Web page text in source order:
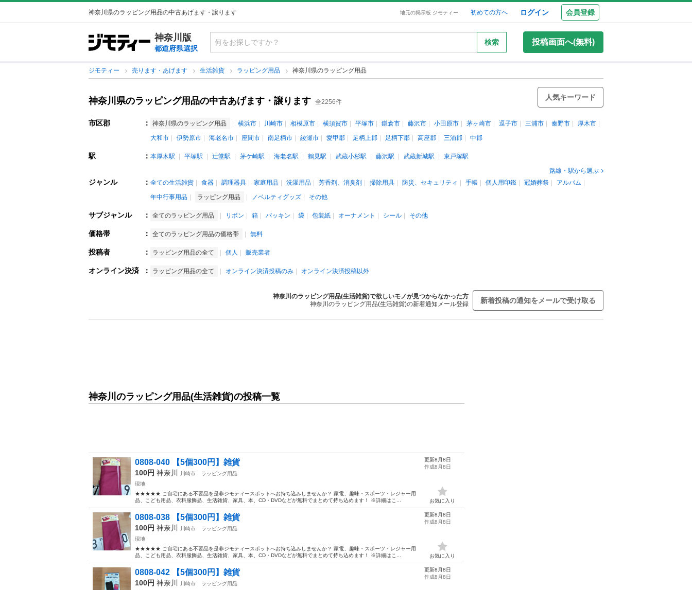
神奈川県のラッピング用品の中古あげます・譲ります 地元の掲示板 ジモティー 初めての方へ ログイン 会員登録
神奈川版
都道府県選択
検索 投稿画面へ(無料)
ジモティー 売ります・あげます 生活雑貨 ラッピング用品 神奈川県のラッピング用品
神奈川県のラッピング用品の中古あげます・譲ります 全2256件
人気キーワード
市区郡 ： 神奈川県のラッピング用品 横浜市 川崎市 相模原市 横須賀市 平塚市 鎌倉市 藤沢市 小田原市 茅ヶ崎市 逗子市 三浦市 秦野市
厚木市
大和市
伊勢原市 海老名市 座間市 南足柄市 綾瀬市 愛甲郡 足柄上郡 足柄下郡 高座郡 三浦郡 中郡
駅 ： 本厚木駅 平塚駅 辻堂駅 茅ケ崎駅 海老名駅 鶴見駅 武蔵小杉駅 藤沢駅 武蔵新城駅
東戸塚駅
路線・駅から選ぶ
ジャンル ： 全ての生活雑貨 食器 調理器具 家庭用品 洗濯用品 芳香剤、消臭剤 掃除用具 防災、セキュリティ 手帳 個人用印鑑 冠婚葬祭
アルバム
年中行事用品
ラッピング用品 ノベルティグッズ その他
サブジャンル ： 全てのラッピング用品 リボン 箱 パッキン 袋 包装紙 オーナメント シール その他
価格帯 ： 全てのラッピング用品の価格帯 無料
投稿者 ： ラッピング用品の全て 個人 販売業者
オンライン決済 ： ラッピング用品の全て オンライン決済投稿のみ オンライン決済投稿以外
神奈川のラッピング用品(生活雑貨)で欲しいモノが見つからなかった方
神奈川のラッピング用品(生活雑貨)の新着通知メール登録
新着投稿の通知をメールで受け取る
神奈川のラッピング用品(生活雑貨)の投稿一覧
0808-040 【5個300円】雑貨
100円 神奈川 川崎市
ラッピング用品
現地
★★★★★ ご自宅にある不要品を是非ジモティースポットへお持ち込みしませんか？ 家電、趣味・スポーツ・レジャー用
品、こども用品、衣料服飾品、生活雑貨、家具、本、CD・DVDなどが無料でまとめて持ち込めます！ ※詳細はこ...
更新8月8日
作成8月8日
お気に入り
0808-038 【5個300円】雑貨
100円 神奈川 川崎市
ラッピング用品
現地
★★★★★ ご自宅にある不要品を是非ジモティースポットへお持ち込みしませんか？ 家電、趣味・スポーツ・レジャー用
品、こども用品、衣料服飾品、生活雑貨、家具、本、CD・DVDなどが無料でまとめて持ち込めます！ ※詳細はこ...
更新8月8日
作成8月8日
お気に入り
0808-042 【5個300円】雑貨
100円 神奈川 川崎市
ラッピング用品
更新8月8日
作成8月8日